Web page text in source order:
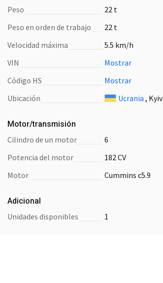
Peso
22 t
Peso en orden de trabajo
22 t
Velocidad máxima
5.5 km/h
VIN
Mostrar
Código HS
Mostrar
Ubicación
Ucrania , Kyiv
Motor/transmisión
cilindro de un motor
6
potencia del motor
182 CV
motor
Cummins c5.9
Adicional
unidades disponibles 1